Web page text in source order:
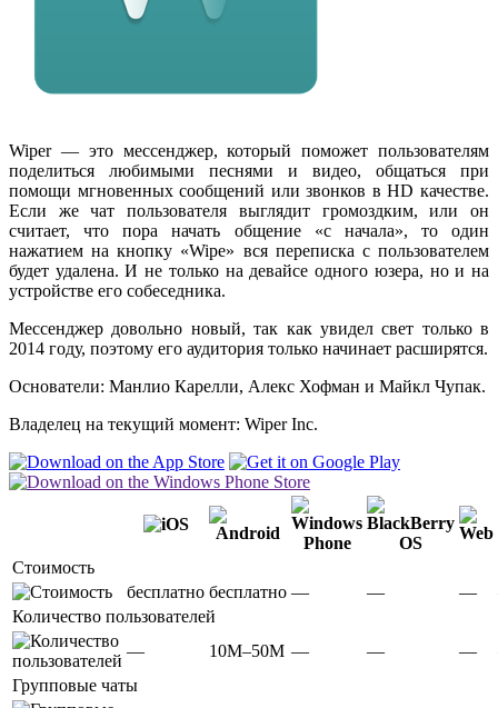
Wiper — это мессенджер, который поможет пользователям
поделиться любимыми песнями и видео, общаться при
помощи мгновенных сообщений или звонков в HD качестве.
Если же чат пользователя выглядит громоздким, или он
считает, что пора начать общение «с начала», то один
нажатием на кнопку «Wipe» вся переписка с пользователем
будет удалена. И не только на девайсе одного юзера, но и на
устройстве его собеседника.
Мессенджер довольно новый, так как увидел свет только в
2014 году, поэтому его аудитория только начинает расширятся.
Основатели: Манлио Карелли, Алекс Хофман и Майкл Чупак.
Владелец на текущий момент: Wiper Inc.
Стоимость
бесплатно бесплатно — —
—
Количество пользователей
—
10М–50М — —
—
Групповые чаты